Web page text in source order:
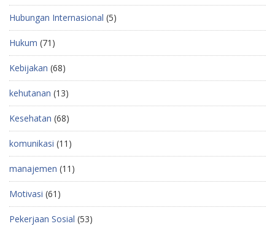
Hubungan Internasional (5)
Hukum (71)
Kebijakan (68)
kehutanan (13)
Kesehatan (68)
komunikasi (11)
manajemen (11)
Motivasi (61)
Pekerjaan Sosial (53)